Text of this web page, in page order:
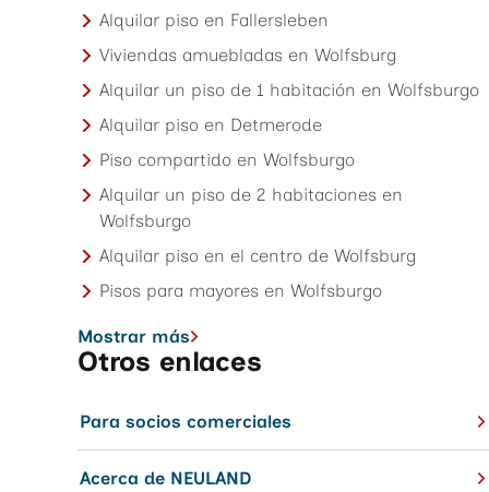
Alquilar piso en Fallersleben
Viviendas amuebladas en Wolfsburg
Alquilar un piso de 1 habitación en Wolfsburgo
Alquilar piso en Detmerode
Piso compartido en Wolfsburgo
Alquilar un piso de 2 habitaciones en
Wolfsburgo
Alquilar piso en el centro de Wolfsburg
Pisos para mayores en Wolfsburgo
Mostrar más
Otros enlaces
Para socios comerciales
Acerca de NEULAND